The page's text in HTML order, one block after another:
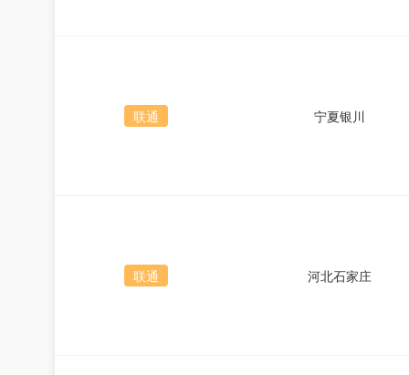
联通 宁夏银川
联通 河北石家庄